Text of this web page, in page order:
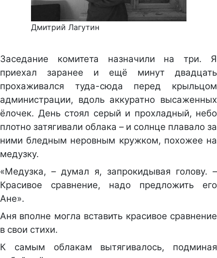
Дмитрий Лагутин
Заседание комитета назначили на три. Я
приехал заранее и ещё минут двадцать
прохаживался туда-сюда перед крыльцом
администрации, вдоль аккуратно высаженных
ёлочек. День стоял серый и прохладный, небо
плотно затягивали облака – и солнце плавало за
ними бледным неровным кружком, похожее на
медузку.
«Медузка, – думал я, запрокидывая голову. –
Красивое сравнение, надо предложить его
Ане».
Аня вполне могла вставить красивое сравнение
в свои стихи.
К самым облакам вытягивалось, подминая